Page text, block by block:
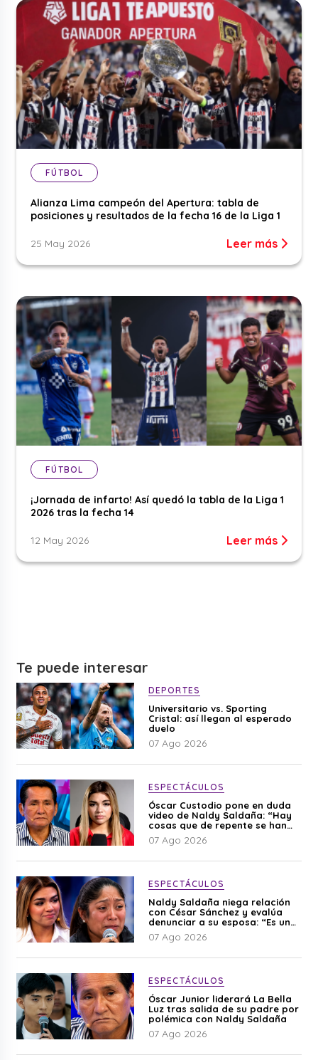
FÚTBOL
Alianza Lima campeón del Apertura: tabla de
posiciones y resultados de la fecha 16 de la Liga 1
25 May 2026 Leer más
FÚTBOL
¡Jornada de infarto! Así quedó la tabla de la Liga 1
2026 tras la fecha 14
12 May 2026 Leer más
Te puede interesar
DEPORTES
Universitario vs. Sporting
Cristal: así llegan al esperado
duelo
07 Ago 2026
ESPECTÁCULOS
Óscar Custodio pone en duda
video de Naldy Saldaña: “Hay
cosas que de repente se han
editado”
07 Ago 2026
ESPECTÁCULOS
Naldy Saldaña niega relación
con César Sánchez y evalúa
denunciar a su esposa: “Es una
difamación”
07 Ago 2026
ESPECTÁCULOS
Óscar Junior liderará La Bella
Luz tras salida de su padre por
polémica con Naldy Saldaña
07 Ago 2026